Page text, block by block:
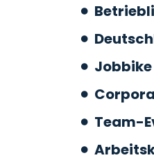
Jobbike
Team-